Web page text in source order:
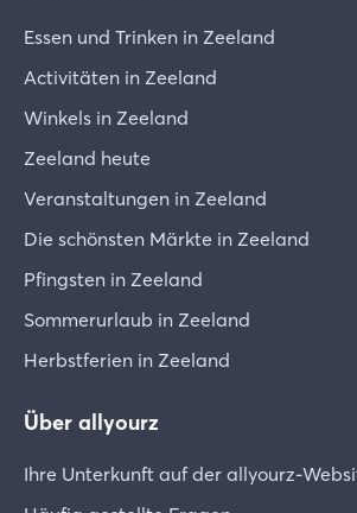
Essen und Trinken in Zeeland
Activitäten in Zeeland
Winkels in Zeeland
Zeeland heute
Veranstaltungen in Zeeland
Die schönsten Märkte in Zeeland
Pfingsten in Zeeland
Sommerurlaub in Zeeland
Herbstferien in Zeeland
Über allyourz
Ihre Unterkunft auf der allyourz-